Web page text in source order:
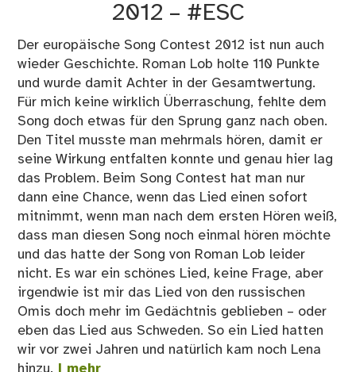
2012 – #ESC
Der europäische Song Contest 2012 ist nun auch
wieder Geschichte. Roman Lob holte 110 Punkte
und wurde damit Achter in der Gesamtwertung.
Für mich keine wirklich Überraschung, fehlte dem
Song doch etwas für den Sprung ganz nach oben.
Den Titel musste man mehrmals hören, damit er
seine Wirkung entfalten konnte und genau hier lag
das Problem. Beim Song Contest hat man nur
dann eine Chance, wenn das Lied einen sofort
mitnimmt, wenn man nach dem ersten Hören weiß,
dass man diesen Song noch einmal hören möchte
und das hatte der Song von Roman Lob leider
nicht. Es war ein schönes Lied, keine Frage, aber
irgendwie ist mir das Lied von den russischen
Omis doch mehr im Gedächtnis geblieben – oder
eben das Lied aus Schweden. So ein Lied hatten
wir vor zwei Jahren und natürlich kam noch Lena
hinzu. | mehr